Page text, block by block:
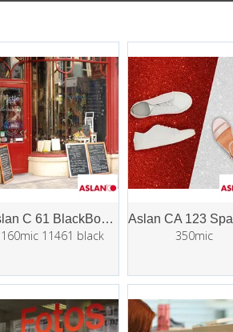
Aslan C 61 BlackBoard
160mic 11461 black 350mic